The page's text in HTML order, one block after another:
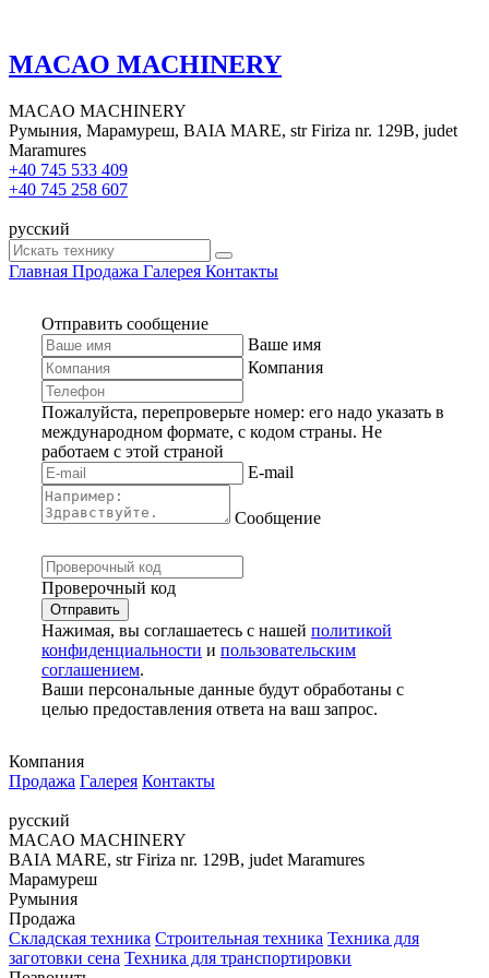
MACAO MACHINERY
MACAO MACHINERY
Румыния, Марамуреш, BAIA MARE, str Firiza nr. 129B, judet
Maramures
+40 745 533 409
+40 745 258 607
русский
Главная Продажа Галерея Контакты
Отправить сообщение
Ваше имя
Компания
Пожалуйста, перепроверьте номер: его надо указать в
международном формате, с кодом страны. Не
работаем с этой страной
E-mail
Сообщение
Проверочный код
Нажимая, вы соглашаетесь с нашей политикой
конфиденциальности и пользовательским
соглашением.
Ваши персональные данные будут обработаны с
целью предоставления ответа на ваш запрос.
Компания
Продажа Галерея Контакты
русский
MACAO MACHINERY
BAIA MARE, str Firiza nr. 129B, judet Maramures
Марамуреш
Румыния
Продажа
Складская техника Строительная техника Техника для
заготовки сена Техника для транспортировки